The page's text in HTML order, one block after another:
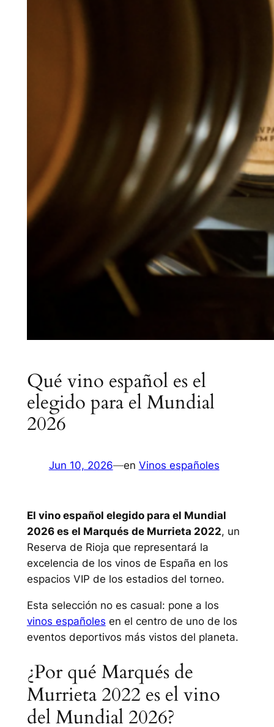
Qué vino español es el
elegido para el Mundial
2026
Jun 10, 2026—en Vinos españoles
El vino español elegido para el Mundial
2026 es el Marqués de Murrieta 2022, un
Reserva de Rioja que representará la
excelencia de los vinos de España en los
espacios VIP de los estadios del torneo.
Esta selección no es casual: pone a los
vinos españoles en el centro de uno de los
eventos deportivos más vistos del planeta.
¿Por qué Marqués de
Murrieta 2022 es el vino
del Mundial 2026?